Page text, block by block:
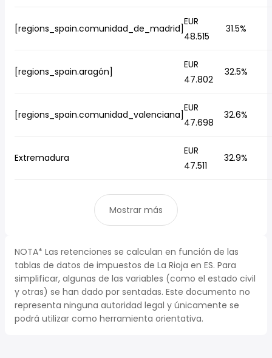
[regions_spain.comunidad_de_madrid]
EUR
48.515
31.5%
[regions_spain.aragón]
EUR
47.802
32.5%
[regions_spain.comunidad_valenciana]
EUR
47.698
32.6%
Extremadura
EUR
47.511
32.9%
Mostrar más
NOTA* Las retenciones se calculan en función de las
tablas de datos de impuestos de La Rioja en ES. Para
simplificar, algunas de las variables (como el estado civil
y otras) se han dado por sentadas. Este documento no
representa ninguna autoridad legal y únicamente se
podrá utilizar como herramienta orientativa.